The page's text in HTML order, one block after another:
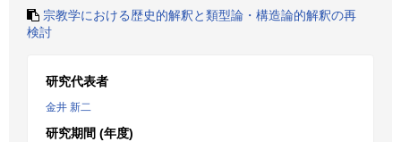
宗教学における歴史的解釈と類型論・構造論的解釈の再
検討
研究代表者
金井 新二
研究期間 (年度)